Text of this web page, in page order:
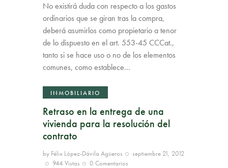
No existirá duda con respecto a los gastos
ordinarios que se giran tras la compra,
deberá asumirlos como propietario a tenor
de lo dispuesto en el art. 553-45 CCCat.,
tanto si se hace uso o no de los elementos
comunes, como establece…
INMOBILIARIO
Retraso en la entrega de una
vivienda para la resolución del
contrato
by Félix López-Dávila Agüeros
septiembre 21, 2012
944 Vistas 0 Comentarios